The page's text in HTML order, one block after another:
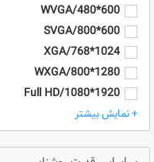
600*480/WVGA
600*800/SVGA
1024*768/XGA
1280*800/WXGA
1920*1080/Full HD
1920*1200/WUXGA
4k/3840*2160
HD - 1280*720
+ نمایش بیشتر